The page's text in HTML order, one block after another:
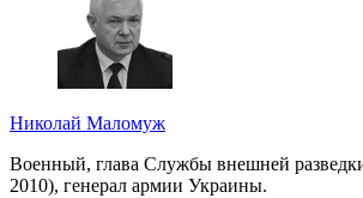
Николай Маломуж
Военный, глава Службы внешней
2010), генерал армии Украины.